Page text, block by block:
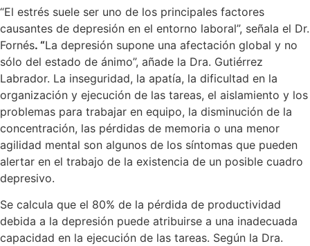
“El estrés suele ser uno de los principales factores
causantes de depresión en el entorno laboral”, señala el Dr.
Fornés. “La depresión supone una afectación global y no
sólo del estado de ánimo”, añade la Dra. Gutiérrez
Labrador. La inseguridad, la apatía, la dificultad en la
organización y ejecución de las tareas, el aislamiento y los
problemas para trabajar en equipo, la disminución de la
concentración, las pérdidas de memoria o una menor
agilidad mental son algunos de los síntomas que pueden
alertar en el trabajo de la existencia de un posible cuadro
depresivo.
Se calcula que el 80% de la pérdida de productividad
debida a la depresión puede atribuirse a una inadecuada
capacidad en la ejecución de las tareas. Según la Dra.